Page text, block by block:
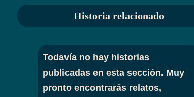
Historia relacionado
Todavía no hay historias
publicadas en esta sección. Muy
pronto encontrarás relatos,